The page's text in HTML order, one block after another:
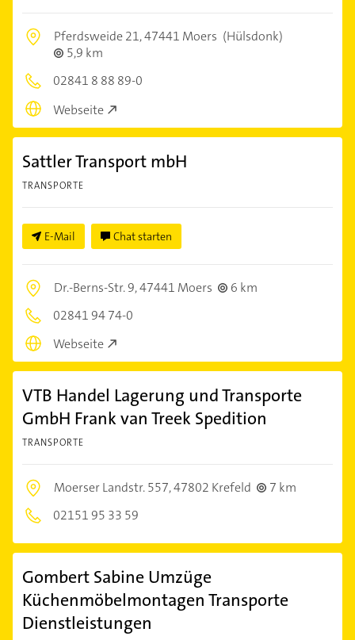
Pferdsweide 21,47441 Moers (Hülsdonk)
5,9 km
02841 8 88 89-0
Webseite
Sattler Transport mbH
TRANSPORTE
E-Mail Chat starten
Dr.-Berns-Str. 9,47441 Moers
6 km
02841 94 74-0
Webseite
VTB Handel Lagerung und Transporte
GmbH Frank van Treek Spedition
TRANSPORTE
Moerser Landstr. 557,47802 Krefeld
7 km
02151 95 33 59
Gombert Sabine Umzüge
Küchenmöbelmontagen Transporte
Dienstleistungen